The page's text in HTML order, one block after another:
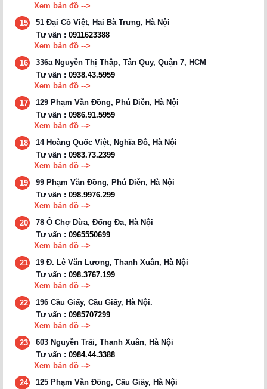
Xem bản đồ -->
15
51 Đại Cồ Việt, Hai Bà Trưng, Hà Nội
Tư vấn : 0911623388
Xem bản đồ -->
16
336a Nguyễn Thị Thập, Tân Quy, Quận 7, HCM
Tư vấn : 0938.43.5959
Xem bản đồ -->
17
129 Phạm Văn Đồng, Phú Diễn, Hà Nội
Tư vấn : 0986.91.5959
Xem bản đồ -->
18
14 Hoàng Quốc Việt, Nghĩa Đô, Hà Nội
Tư vấn : 0983.73.2399
Xem bản đồ -->
19
99 Phạm Văn Đồng, Phú Diễn, Hà Nội
Tư vấn : 098.9976.299
Xem bản đồ -->
20
78 Ô Chợ Dừa, Đống Đa, Hà Nội
Tư vấn : 0965550699
Xem bản đồ -->
21
19 Đ. Lê Văn Lương, Thanh Xuân, Hà Nội
Tư vấn : 098.3767.199
Xem bản đồ -->
22
196 Cầu Giấy, Cầu Giấy, Hà Nội.
Tư vấn : 0985707299
Xem bản đồ -->
23
603 Nguyễn Trãi, Thanh Xuân, Hà Nội
Tư vấn : 0984.44.3388
Xem bản đồ -->
24
125 Phạm Văn Đồng, Cầu Giấy, Hà Nội